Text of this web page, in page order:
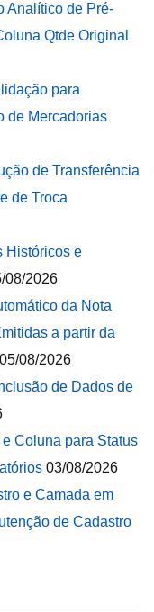
Analítico de Pré-
Qtde Original
para
de Mercadorias
de Transferência
de Troca
Históricos e
08/2026
da Nota
a partir da
05/08/2026
de Dados de
Coluna para Status
03/08/2026
e Camada em
de Cadastro